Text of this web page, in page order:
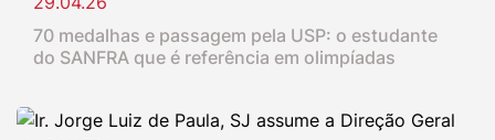
70 medalhas e passagem pela USP: o estudante
do SANFRA que é referência em olimpíadas